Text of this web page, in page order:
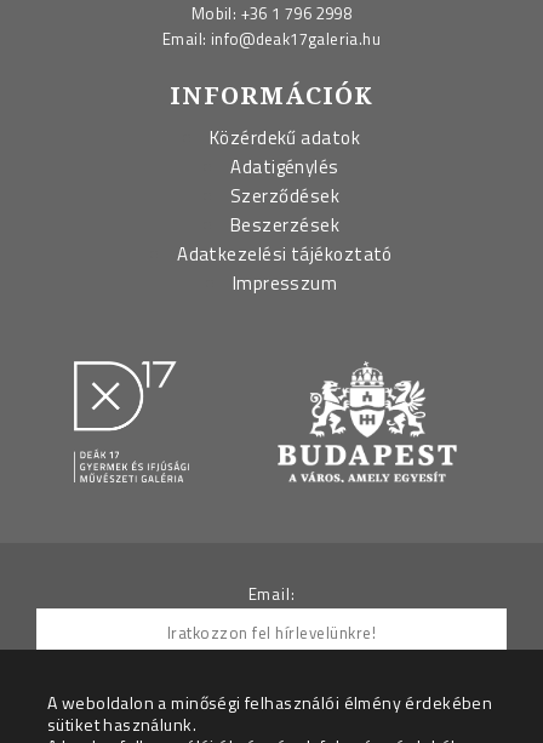
Mobil: +36 1 796 2998
Email: info@deak17galeria.hu
INFORMÁCIÓK
Közérdekű adatok
Adatigénylés
Szerződések
Beszerzések
Adatkezelési tájékoztató
Impresszum
Email:
A weboldalon a minőségi felhasználói élmény érdekében
sütiket használunk.